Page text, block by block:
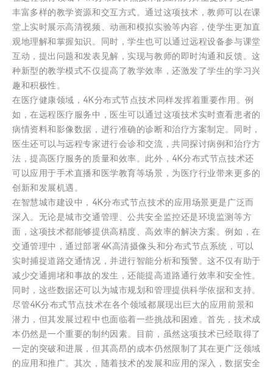
丰富多样的教学资源和交互方式。通过这项技术，教师可以在课
堂上实时展示高清视频、动画和模拟实验等内容，使学生更加直
观地理解和掌握知识。同时，学生也可以通过远程设备参与课堂
互动，提出问题和发表见解，实现与教师的即时沟通和反馈。这
种新型的教学模式不仅提高了教学效率，还激发了学生的学习兴
趣和积极性。
在医疗健康领域，4K分布式节点技术同样发挥着重要作用。例
如，在远程医疗服务中，医生可以通过这项技术实时查看患者的
病情资料和影像数据，进行准确的诊断和治疗方案制定。同时，
医生还可以与远程专家进行会诊和交流，共同探讨病例和治疗方
法，提高医疗服务的质量和效率。此外，4K分布式节点技术还
可以应用于手术直播和医学教育等场景，为医疗行业带来更多的
创新和发展机遇。
在智慧城市建设中，4K分布式节点技术的应用场景更是广泛而
深入。无论是城市交通管理、公共安全监控还是环境监测等方
面，这项技术都能够提供高精度、高效率的解决方案。例如，在
交通管理中，通过部署4K高清摄像头和分布式节点系统，可以
实时捕捉道路交通情况，并进行智能分析和预警。这不仅有助于
减少交通拥堵和事故的发生，还能提高道路通行效率和安全性。
同时，这些数据还可以为城市规划和管理提供科学依据和支持。
尽管4K分布式节点技术在各个领域都展现出巨大的应用前景和
潜力，但其发展过程中也面临着一些挑战和困难。首先，技术成
本仍然是一个重要的制约因素。目前，虽然这项技术已经取得了
一定的突破和进展，但其高昂的成本仍然限制了其在更广泛领域
的应用和推广。其次，随着技术的发展和应用的深入，数据安全